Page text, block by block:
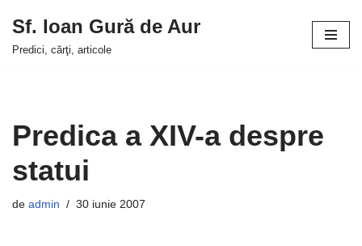
Sari
Sf. Ioan Gură de Aur
Predici, cărţi, articole
Predica a XIV-a despre
statui
de admin 30 iunie 2007